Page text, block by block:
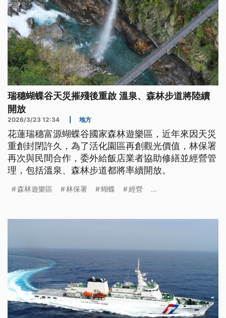
瑞穗蝴蝶谷天災摧殘後重啟 溫泉、森林步道將陸續
開放
2026/3/23 12:34 地方
花蓮瑞穗富源蝴蝶谷國家森林遊樂區，近年來因天災
重創封閉許久，為了活化園區再創觀光價值，林保署
再次與民間合作，委外給飯店業者協助修繕並經營管
理，包括溫泉、森林步道都將率續開放。
森林遊樂區 林保署 蝴蝶 經營 ...